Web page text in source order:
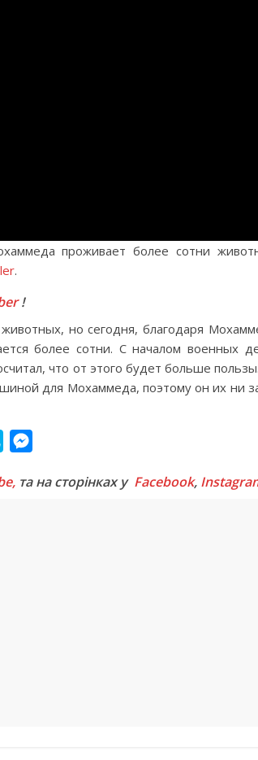
проживает более сотни
.
!
но сегодня, благодаря
более сотни. С началом военных
что от этого будет больше
для Мохаммеда, поэтому он их ни
y
s
та на сторінках у Facebook,